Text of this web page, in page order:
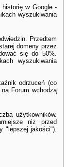
historię w Google -
wyszukiwania
Przedtem
domeny przez
się do 50%.
wyszukiwania
odrzuceń (co
Forum wchodzą
użytkowników.
niż przed
"lepszej jakości").